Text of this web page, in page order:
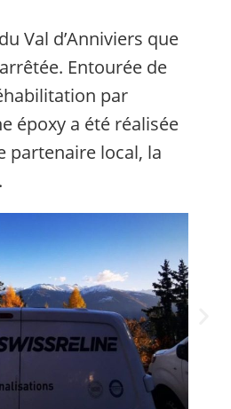
Val d’Anniviers que
Entourée de
par
époxy a été réalisée
partenaire local, la